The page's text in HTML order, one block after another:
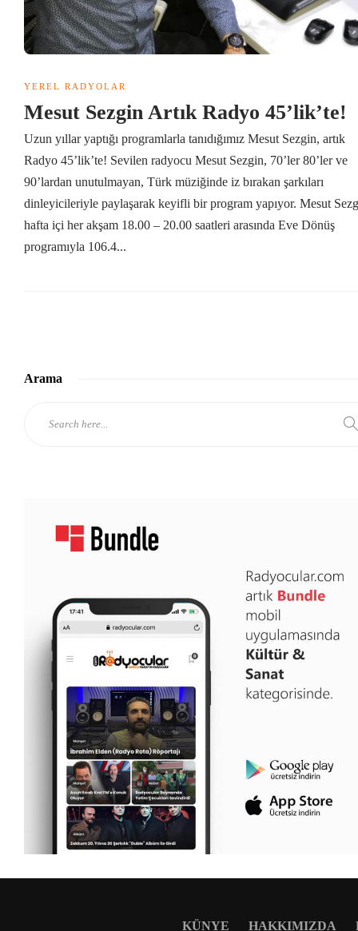
YEREL RADYOLAR
Mesut Sezgin Artık Radyo 45’lik’te!
Uzun yıllar yaptığı programlarla tanıdığımız Mesut Sezgin, artık
Radyo 45’lik’te! Sevilen radyocu Mesut Sezgin, 70’ler 80’ler ve
90’lardan unutulmayan, Türk müziğinde iz bırakan şarkıları
dinleyicileriyle paylaşarak keyifli bir program yapıyor. Mesut
hafta içi her akşam 18.00 – 20.00 saatleri arasında Eve Dönüş
programıyla 106.4...
Arama
KÜNYE HAKKIMIZDA